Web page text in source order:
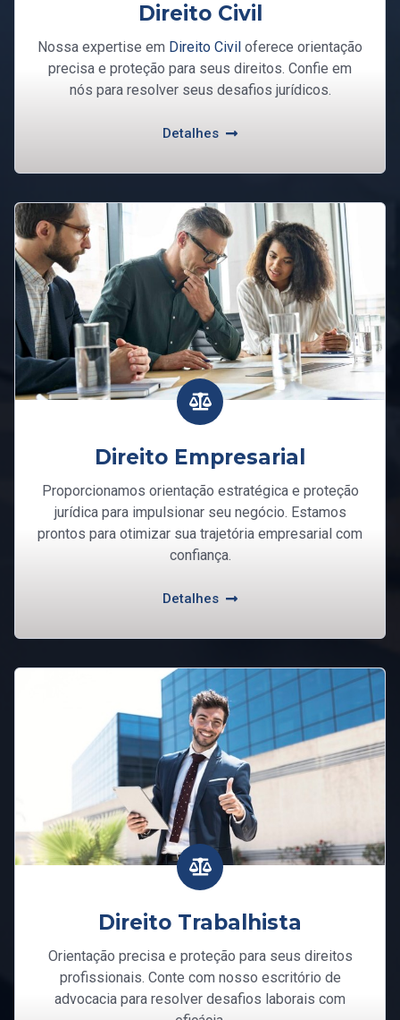
Direito Civil
Nossa expertise em Direito Civil oferece orientação
precisa e proteção para seus direitos. Confie em
nós para resolver seus desafios jurídicos.
Detalhes
Direito Empresarial
Proporcionamos orientação estratégica e proteção
jurídica para impulsionar seu negócio. Estamos
prontos para otimizar sua trajetória empresarial com
confiança.
Detalhes
Direito Trabalhista
Orientação precisa e proteção para seus direitos
profissionais. Conte com nosso escritório de
advocacia para resolver desafios laborais com